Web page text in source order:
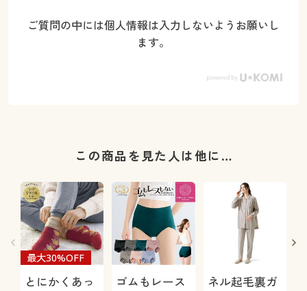
ご質問の中には個人情報は入力しないようお願いし
ます。
この商品を見た人は他に…
とにかくあっ
最大30%OFF
ゴムもレース
ネル起毛裏ガ